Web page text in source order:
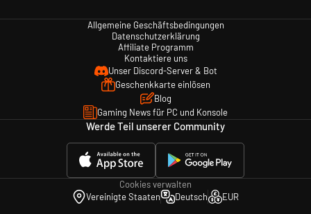
Allgemeine Geschäftsbedingungen
Datenschutzerklärung
Affiliate Programm
Kontaktiere uns
Unser Discord-Server & Bot
Geschenkkarte einlösen
Blog
Gaming News für PC und Konsole
Werde Teil unserer Community
Cookies verwalten
Vereinigte Staaten
Deutsch EUR